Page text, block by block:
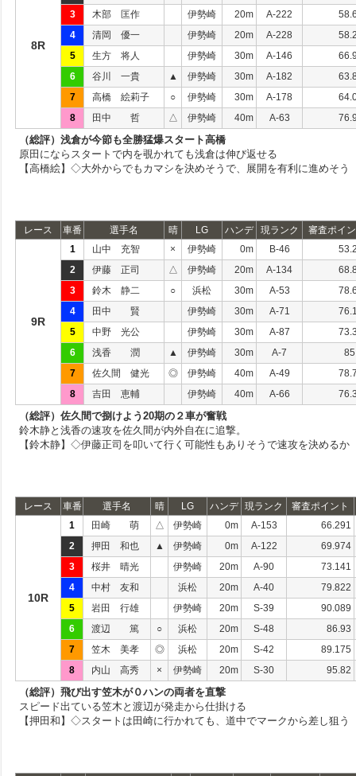
8R
3
木部 匡作 伊勢崎 20m A-222
4
清岡 優一 伊勢崎 20m A-228
5
生方 将人 伊勢崎 30m A-146
6
谷川 一貴 ▲ 伊勢崎 30m A-182
7
高橋 絵莉子 ○ 伊勢崎 30m A-178
8
田中 哲 △ 伊勢崎 40m A-63
（総評）浅倉が今節も全勝猛爆スタート高橋
原田にならスタートで内を覗かれても浅倉は伸び返せる
【高橋絵】◇大外からでもカマシを決めそうで、展開を有利に進めそう
レース 車番 選手名 晴 LG ハンデ 現ランク 審査ポイ
9R
1 山中 充智 × 伊勢崎 0m B-46
2
伊藤 正司 △ 伊勢崎 20m A-134
3
鈴木 静二 ○ 浜松 30m A-53
4
田中 賢 伊勢崎 30m A-71
5
中野 光公 伊勢崎 30m A-87
6
浅香 潤 ▲ 伊勢崎 30m A-7
7
佐久間 健光 ◎ 伊勢崎 40m A-49
8
吉田 恵輔 伊勢崎 40m A-66
（総評）佐久間で捌けよう20期の２車が奮戦
鈴木静と浅香の速攻を佐久間が内外自在に追撃。
【鈴木静】◇伊藤正司を叩いて行く可能性もありそうで速攻を決めるか
レース 車番 選手名 晴 LG ハンデ 現ランク 審査ポイント
10R
1 田崎 萌 △ 伊勢崎 0m A-153
66.291
2
押田 和也 ▲ 伊勢崎 0m A-122
69.974
3
桜井 晴光 伊勢崎 20m A-90
73.141
4
中村 友和 浜松 20m A-40
79.822
5
岩田 行雄 伊勢崎 20m S-39
90.089
6
渡辺 篤 ○ 浜松 20m S-48
86.93
7
笠木 美孝 ◎ 浜松 20m S-42
89.175
8
内山 高秀 × 伊勢崎 20m S-30 95.82
（総評）飛び出す笠木が０ハンの両者を直撃
スピード出ている笠木と渡辺が発走から仕掛ける
【押田和】◇スタートは田崎に行かれても、道中でマークから差し狙う